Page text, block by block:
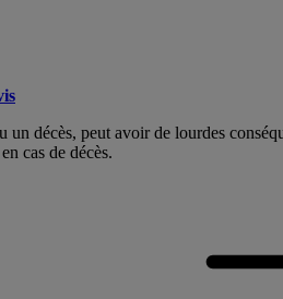
décès, peut avoir de lourdes
cas de décès.